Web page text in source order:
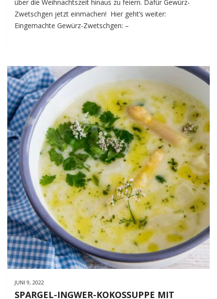
über die Weihnachtszeit hinaus zu feiern. Dafür Gewürz-
Zwetschgen jetzt einmachen! Hier geht’s weiter:
Eingemachte Gewürz-Zwetschgen: –
JUNI 9, 2022
SPARGEL-INGWER-KOKOSSUPPE MIT